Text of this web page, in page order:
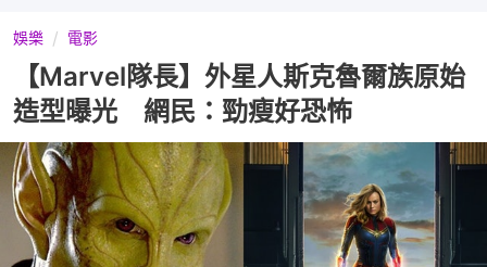
娛樂 電影
【Marvel隊長】外星人斯克魯爾族原始
造型曝光 網民：勁瘦好恐怖